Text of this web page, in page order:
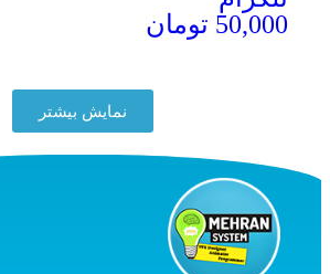
50,000 تومان
نمایش بیشتر